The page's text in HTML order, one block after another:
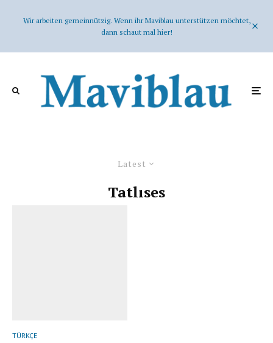
Wir arbeiten gemeinnützig. Wenn ihr Maviblau unterstützen möchtet,
dann schaut mal hier!
Latest
Tatlıses
TÜRKÇE